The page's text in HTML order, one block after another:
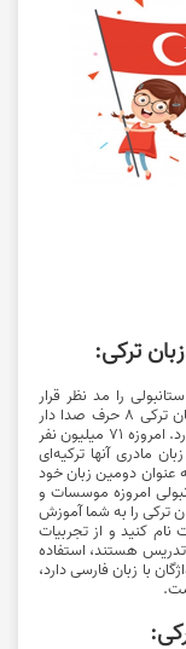
ترکی:
را مد نظر قرار
بدهیم، دانستن مطالب زیر خالی از لطف نیست. زبان ترکی 8 حرف صدا دار
بیشتر ندارد. در مقابل برای حروف بی صدا 21 حرف دارد. امروزه 71 میلیون نفر
مادری‌ آنها ترکیه‌ای
را به عنوان دومین زبان خود
امروزه موسسات و
ترکی را به شما آموزش
کنید و از تجربیات
تدریس هستند، استفاده
با زبان فارسی دارد،